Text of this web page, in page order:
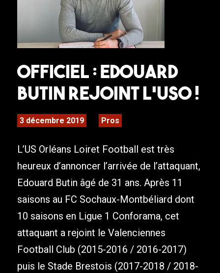
Officiel : Edouard
Butin rejoint l’USO !
3 décembre 2019 Pros
L’US Orléans Loiret Football est très
heureux d’annoncer l’arrivée de l’attaquant,
Edouard Butin âgé de 31 ans. Après 11
saisons au FC Sochaux-Montbéliard dont
10 saisons en Ligue 1 Conforama, cet
attaquant a rejoint le Valenciennes
Football Club (2015-2016 / 2016-2017)
puis le Stade Brestois (2017-2018 / 2018-